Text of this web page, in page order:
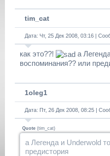
tim_cat
Дата: Чт, 25 Дек 2008, 03:16 |
как это??!
а
воспоминания?? или
1oleg1
Дата: Пт, 26 Дек 2008, 08:25 |
Quote (tim_cat)
а Легенда и Underwold
предистория